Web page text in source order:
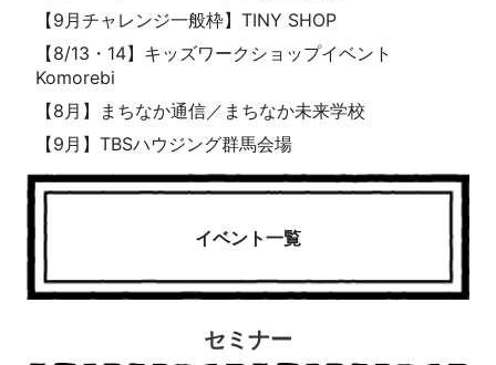
【9月チャレンジ一般枠】TINY SHOP
【8/13・14】キッズワークショップイベント
Komorebi
【8月】まちなか通信／まちなか未来学校
【9月】TBSハウジング群馬会場
イベント一覧
セミナー